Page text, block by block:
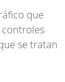
que
controles
se tratan